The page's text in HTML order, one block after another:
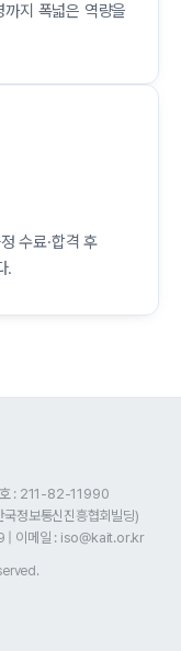
까지 폭넓은 역량을
수료·합격 후
.
호 : 211-82-11990
정보통신진흥협회빌딩)
이메일 : iso@kait.or.kr